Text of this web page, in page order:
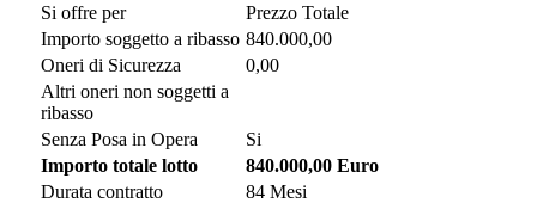
Si offre per
Prezzo Totale
Importo soggetto a ribasso 840.000,00
Oneri di Sicurezza
0,00
Altri oneri non soggetti a
ribasso
Senza Posa in Opera
Si
Importo totale lotto
840.000,00 Euro
Durata contratto
84 Mesi